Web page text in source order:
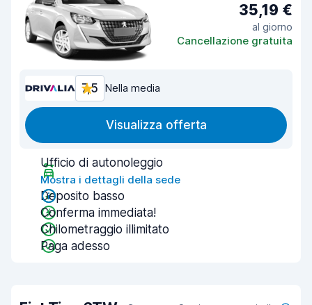
35,19 €
al giorno
Cancellazione gratuita
7,5 Nella media
Visualizza offerta
Ufficio di autonoleggio
Mostra i dettagli della sede
Deposito basso
Conferma immediata!
Chilometraggio illimitato
Paga adesso